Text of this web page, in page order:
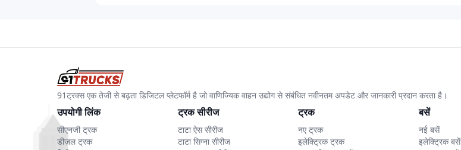
91ट्रक्स एक तेजी से बढ़ता डिजिटल प्लेटफॉर्म है जो वाणिज्यिक वाहन उद्योग से संबंधित नवीनतम अपडेट और जानकारी प्रदान करता है।
उपयोगी लिंक
सीएनजी ट्रक
डीज़ल ट्रक
ट्रक सीरीज
टाटा ऐस सीरीज
टाटा सिग्ना सीरीज
ट्रक
नए ट्रक
इलेक्ट्रिक ट्रक
बसें
नई बसें
इलेक्ट्रिक बसें